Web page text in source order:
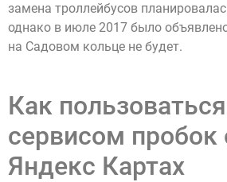
замена троллейбусов
однако в июле 2017 было
на Садовом кольце не будет.
Как пользоваться
сервисом пробок
Яндекс Картах